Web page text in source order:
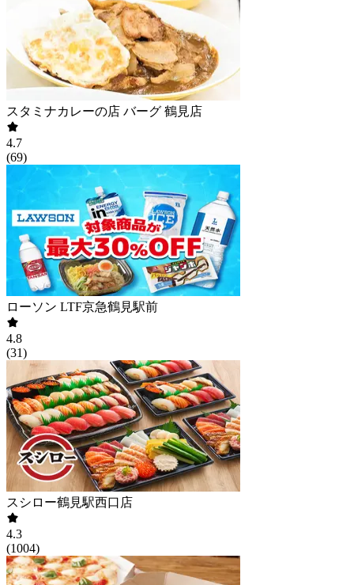
スタミナカレーの店 バーグ 鶴見店
4.7
(69)
ローソン LTF京急鶴見駅前
4.8
(31)
スシロー鶴見駅西口店
4.3
(1004)